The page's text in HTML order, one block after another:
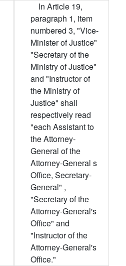
In Article 19,
paragraph 1, item
numbered 3, "Vice-
Minister of Justice"
"Secretary of the
Ministry of Justice"
and "Instructor of
the Ministry of
Justice" shall
respectively read
"each Assistant to
the Attorney-
General of the
Attorney-General s
Office, Secretary-
General" ,
"Secretary of the
Attorney-General's
Office" and
"Instructor of the
Attorney-General's
Office."